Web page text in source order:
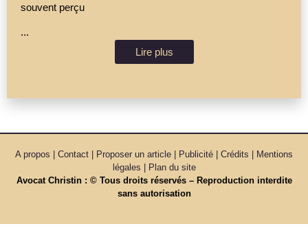
souvent perçu
...
Lire plus
A propos | Contact | Proposer un article | Publicité | Crédits | Mentions
légales |
Plan du site
Avocat Christin : © Tous droits réservés – Reproduction interdite
sans autorisation